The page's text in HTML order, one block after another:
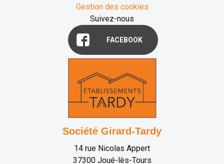
Gestion des cookies
Suivez-nous
FACEBOOK
Société Girard-Tardy
14 rue Nicolas Appert
37300 Joué-lès-Tours